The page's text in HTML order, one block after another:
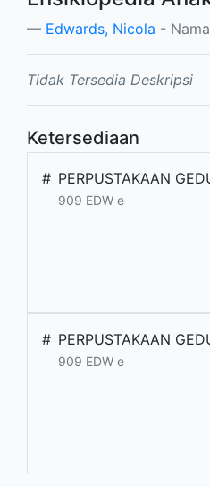
Edwards, Nicola -
Tidak Tersedia Deskripsi
Ketersediaan
# PERPUSTAKAAN
909 EDW e
# PERPUSTAKAAN
909 EDW e